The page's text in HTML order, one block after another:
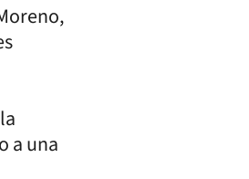
a una